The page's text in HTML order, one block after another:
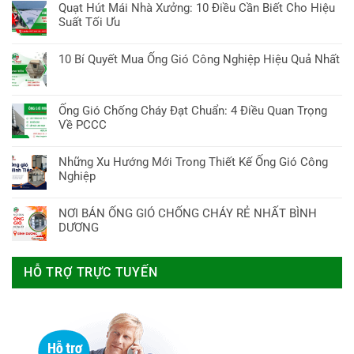
Quyết
&
Mua
Chí
Minh:
Cần
Giải
pháp
vệ
tối
ưu
Mua
ống
tròn:
Bí
Chuẩn
&
Hiệu
Suất
có
bình
Giá
Cao
Chống
Cháy
Bảng
Giá,
Nhược
Điểm,
Mua
Đâu?
Quạt Hút Mái Nhà Xưởng: 10 Điều Cần Biết Cho Hiệu
Suất Tối Ưu
có
Quạt
Hút
Nhà
Xưởng:
10
Cần
Biết
Hiệu
Suất
Tối
10 Bí Quyết Mua Ống Gió Công Nghiệp Hiệu Quả Nhất
bình
luận
Bí
Quyết
Ống
Gió
Công
Hiệu
Quả
Nhất
Ống Gió Chống Cháy Đạt Chuẩn: 4 Điều Quan Trọng
Về PCCC
có
bình
luận
Ống
Gió
Cháy
Đạt
Chuẩn:
Quan
Trọng
Những Xu Hướng Mới Trong Thiết Kế Ống Gió Công
Nghiệp
có
bình
Những
Xu
Thiết
NƠI BÁN ỐNG GIÓ CHỐNG CHÁY RẺ NHẤT BÌNH
DƯƠNG
có
bình
luận
BÁN
ỐNG
HỖ TRỢ TRỰC TUYẾN